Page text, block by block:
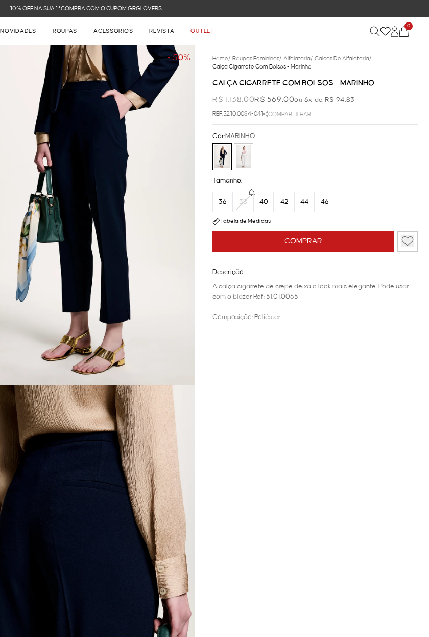
FRETE GRÁTIS NAS COMPRAS ACIMA DE R$ 899
NOVIDADES ROUPAS ACESSÓRIOS REVISTA OUTLET
0
- 50% Home/ Roupas Femininas/ Alfaiataria/ Calcas De Alfaiataria/
Calça Cigarrete Com Bolsos - Marinho
CALÇA CIGARRETE COM BOLSOS - MARINHO
R$ 1.138,00R$ 569,00ou 6x de R$ 94,83
REF.52.10.0084-041 COMPARTILHAR
COMPRAR
Cor:MARINHO
Tamanho:
36 38 40 42 44 46
Tabela de Medidas
Descrição
A calça cigarrete de crepe deixa o look mais elegante. Pode usar
com o blazer Ref: 51.01.0065
Composição: Poliéster